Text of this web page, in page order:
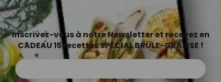
Inscrivez-vous à notre Newsletter et recevez en
CADEAU 15 recettes SPÉCIAL BRÛLE-GRAISSE !